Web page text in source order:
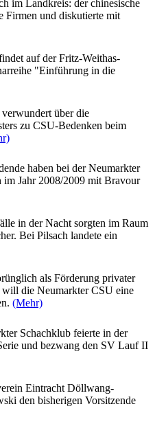
im Landkreis: der chinesische
Firmen und diskutierte mit
auf der Fritz-Weithas-
"Einführung in die
über die
zu CSU-Bedenken beim
haben bei der Neumarkter
im Jahr 2008/2009 mit Bravour
in der Nacht sorgten im Raum
Bei Pilsach landete ein
als Förderung privater
die Neumarkter CSU eine
(Mehr)
Schachklub feierte in der
und bezwang den SV Lauf II
Eintracht Döllwang-
den bisherigen Vorsitzende